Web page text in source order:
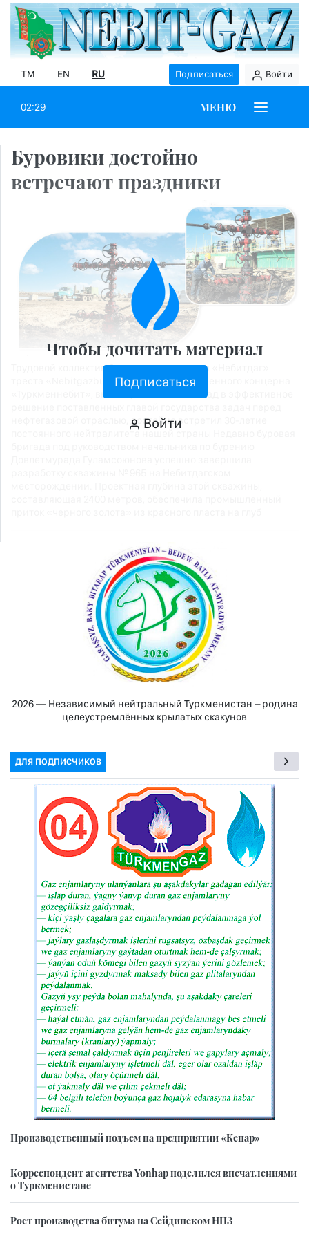
TM EN RU Подписаться Войти
02:29 МЕНЮ
Буровики достойно
встречают праздники
Трудовой коллектив бурового управления «Небитдаг»
треста «Nebitgazburawlaýyş» Государственного концерна
«Туркменнебит», вносящий весомый вклад в эффективное
нефтегазовой отраслью, достойно встретил 30-летие
постоянного нейтралитета нашей страны Недавно буровая
Чтобы дочитать материал
Подписаться
Войти
2026 — Независимый нейтральный Туркменистан – родина
целеустремлённых крылатых скакунов
ДЛЯ ПОДПИСЧИКОВ
Производственный подъем на предприятии «Кенар»
Корреспондент агентства Yonhap поделился впечатлениями
о Туркменистане
Рост производства битума на Сейдинском НПЗ